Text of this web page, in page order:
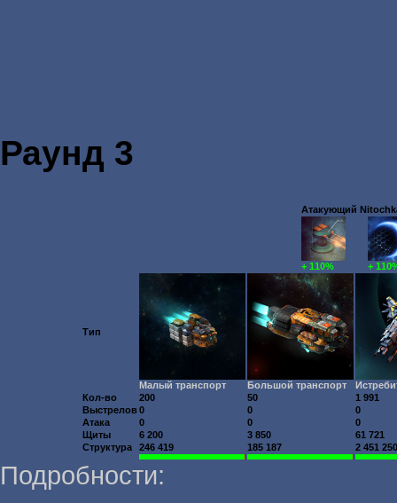
Раунд 3
Атакующий
+ 110% +
Тип
Малый транспорт Большой транспорт
Кол-во
200 50
1 991
Выстрелов0 0
0
Атака
0 0
0
Щиты
6 200 3 850
61 721
Структура
246 419 185 187 2 451 250
Подробности: